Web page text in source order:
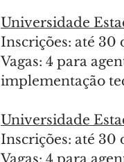
Universidade
Inscrições: até
Vagas: 4 para
implementação
Universidade
Inscrições: até